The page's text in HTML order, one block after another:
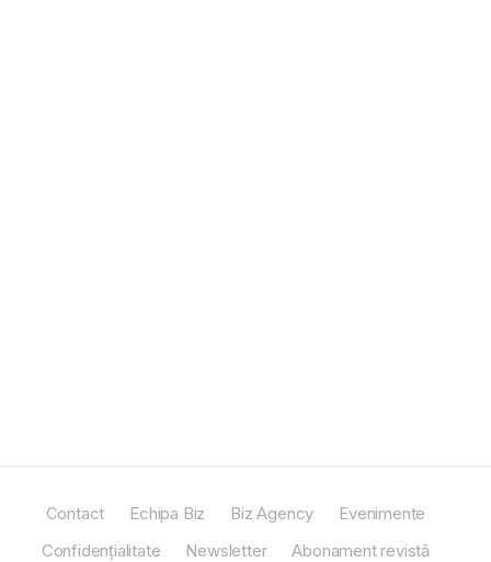
Contact Echipa Biz Biz Agency
Evenimente
Confidențialitate
Newsletter Abonament revistă